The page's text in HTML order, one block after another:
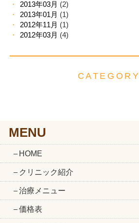
2013年03月 (2)
2013年01月 (1)
2012年11月 (1)
2012年03月 (4)
CATEGORY
MENU
HOME
クリニック紹介
治療メニュー
価格表